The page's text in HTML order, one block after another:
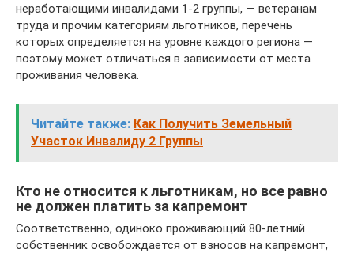
неработающими инвалидами 1-2 группы, — ветеранам
труда и прочим категориям льготников, перечень
которых определяется на уровне каждого региона —
поэтому может отличаться в зависимости от места
проживания человека.
Читайте также: Как Получить Земельный
Участок Инвалиду 2 Группы
Кто не относится к льготникам, но все равно
не должен платить за капремонт
Соответственно, одиноко проживающий 80-летний
собственник освобождается от взносов на капремонт,